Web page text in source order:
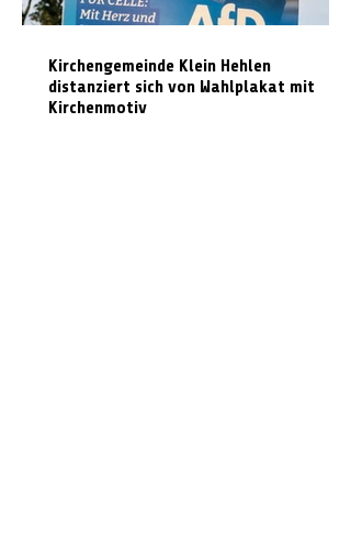
Kirchengemeinde Klein Hehlen
distanziert sich von Wahlplakat mit
Kirchenmotiv